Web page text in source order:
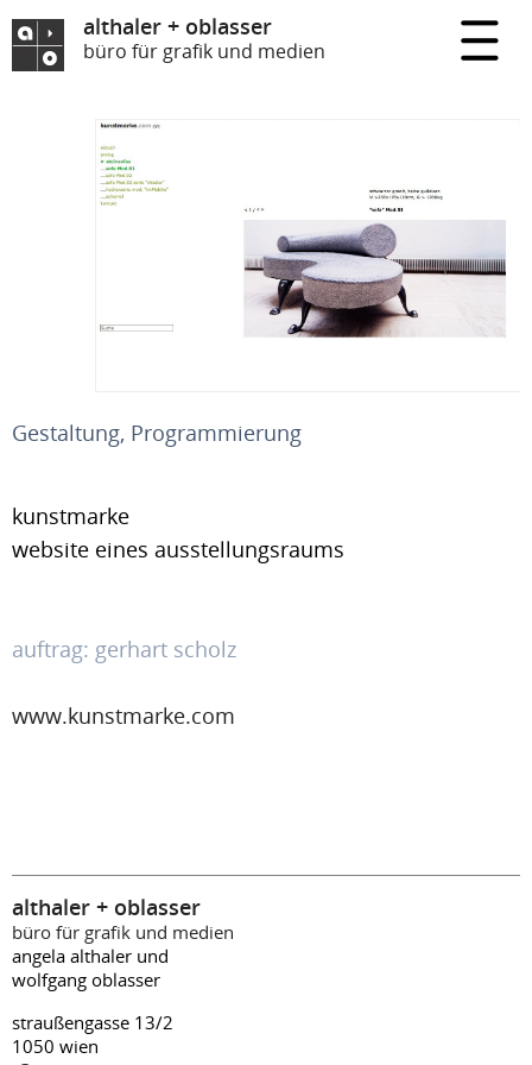
althaler + oblasser
büro für grafik und medien
Gestaltung, Programmierung
kunstmarke
website eines ausstellungsraums
auftrag: gerhart scholz
www.kunstmarke.com
althaler + oblasser
büro für grafik und medien
angela althaler und
wolfgang oblasser
straußengasse 13/2
1050 wien